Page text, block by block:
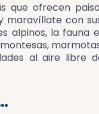
que ofrecen
maravíllate con
alpinos, la fauna
al aire libre